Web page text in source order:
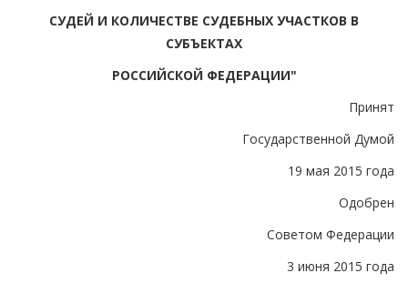
СУДЕЙ И КОЛИЧЕСТВЕ СУДЕБНЫХ УЧАСТКОВ В
СУБЪЕКТАХ
РОССИЙСКОЙ ФЕДЕРАЦИИ"
Принят
Государственной Думой
19 мая 2015 года
Одобрен
Советом Федерации
3 июня 2015 года